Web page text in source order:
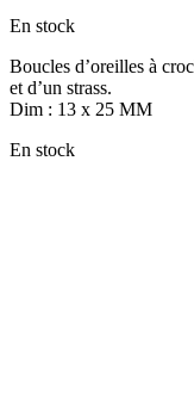
En stock
Boucles d’oreilles à
et d’un strass.
Dim : 13 x 25 MM
En stock